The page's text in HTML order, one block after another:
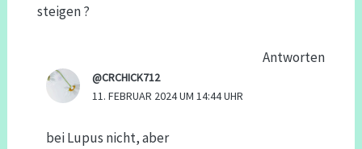
steigen ?
Antworten
@CRCHICK712
11. FEBRUAR 2024 UM 14:44 UHR
bei Lupus nicht, aber